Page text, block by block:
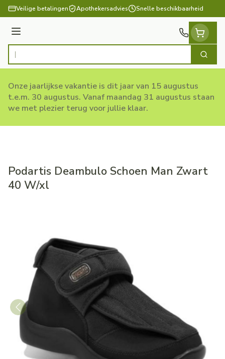
Ga naar de inhoud
Veilige betalingen Apothekersadvies Snelle beschikbaarheid
Menu
Product, merk, categorie... Zoek
Onze jaarlijkse vakantie is dit jaar van 15 augustus
t.e.m. 30 augustus. Vanaf maandag 31 augustus staan
we met plezier terug voor jullie klaar.
Podartis Deambulo Schoen Man Zwart
40 W/xl